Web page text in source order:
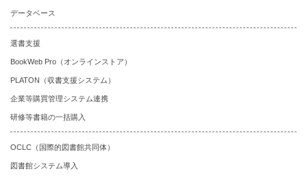
データベース
選書支援
BookWeb Pro（オンラインストア）
PLATON（収書支援システム）
企業等購買管理システム連携
研修等書籍の一括購入
OCLC（国際的図書館共同体）
図書館システム導入